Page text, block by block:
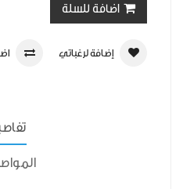
اضافة للسلة
إضافة لرغباتي